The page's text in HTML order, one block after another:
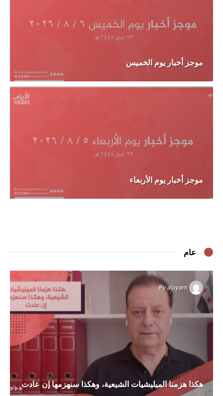
موجز أخبار يوم الخميس
موجز أخبار يوم الأربعاء
عام
Byalayam
هكذا هزمنا الميليشيات الشيعية، وهكذا سنهزمها إن عادت